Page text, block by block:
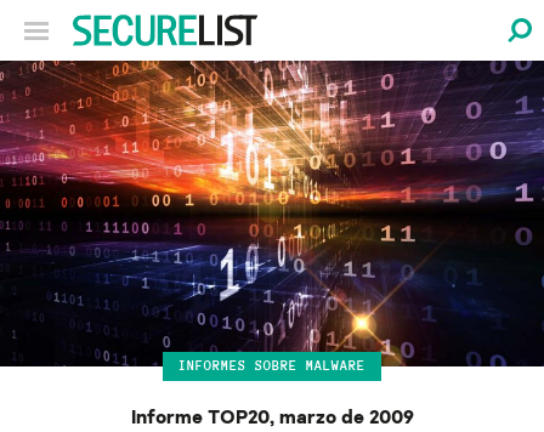
INFORMES SOBRE MALWARE
Informe TOP20, marzo de 2009